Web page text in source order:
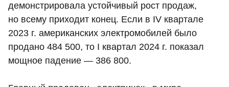
демонстрировала устойчивый рост продаж,
но всему приходит конец. Если в IV квартале
2023 г. американских электромобилей было
продано 484 500, то I квартал 2024 г. показал
мощное падение — 386 800.